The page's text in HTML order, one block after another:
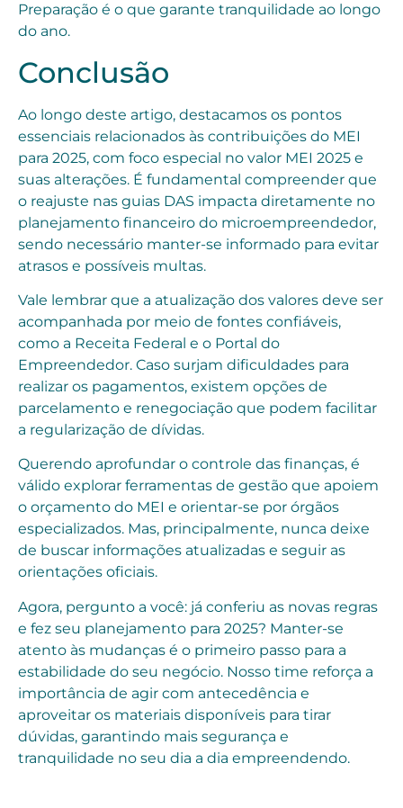
Preparação é o que garante tranquilidade ao longo
do ano.
Conclusão
Ao longo deste artigo, destacamos os pontos
essenciais relacionados às contribuições do MEI
para 2025, com foco especial no valor MEI 2025 e
suas alterações. É fundamental compreender que
o reajuste nas guias DAS impacta diretamente no
planejamento financeiro do microempreendedor,
sendo necessário manter-se informado para evitar
atrasos e possíveis multas.
Vale lembrar que a atualização dos valores deve ser
acompanhada por meio de fontes confiáveis,
como a Receita Federal e o Portal do
Empreendedor. Caso surjam dificuldades para
realizar os pagamentos, existem opções de
parcelamento e renegociação que podem facilitar
a regularização de dívidas.
Querendo aprofundar o controle das finanças, é
válido explorar ferramentas de gestão que apoiem
o orçamento do MEI e orientar-se por órgãos
especializados. Mas, principalmente, nunca deixe
de buscar informações atualizadas e seguir as
orientações oficiais.
Agora, pergunto a você: já conferiu as novas regras
e fez seu planejamento para 2025? Manter-se
atento às mudanças é o primeiro passo para a
estabilidade do seu negócio. Nosso time reforça a
importância de agir com antecedência e
aproveitar os materiais disponíveis para tirar
dúvidas, garantindo mais segurança e
tranquilidade no seu dia a dia empreendendo.